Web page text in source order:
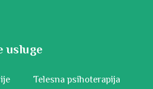
usluge
Telesna psihoterapija